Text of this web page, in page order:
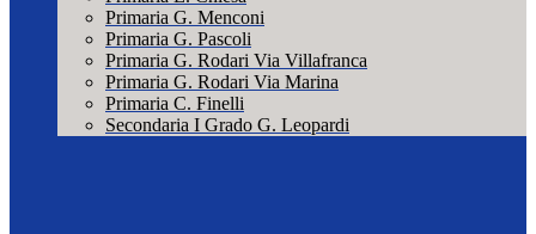
Primaria G. Menconi
Primaria G. Pascoli
Primaria G. Rodari Via Villafranca
Primaria G. Rodari Via Marina
Primaria C. Finelli
Secondaria I Grado G. Leopardi